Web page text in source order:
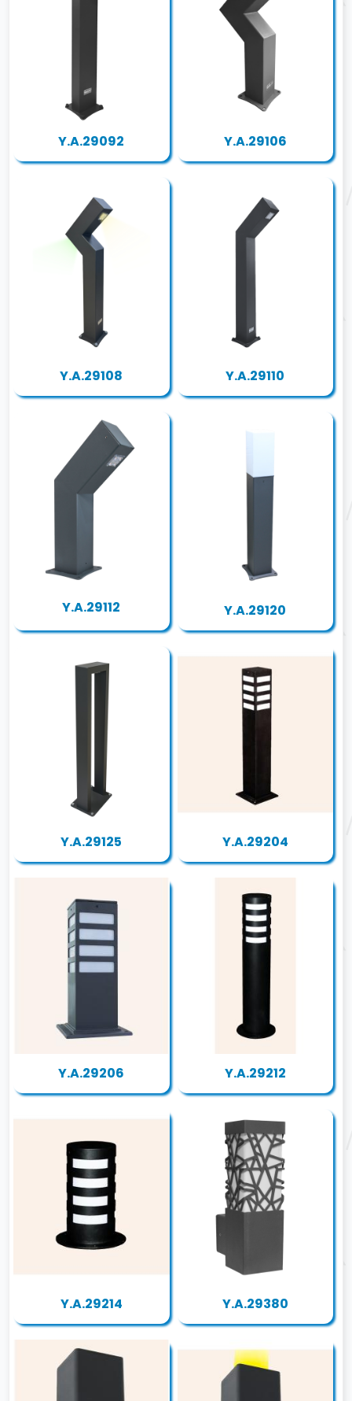
Y.A.29092 Y.A.29106
Y.A.29108 Y.A.29110
Y.A.29112 Y.A.29120
Y.A.29125 Y.A.29204
Y.A.29206 Y.A.29212
Y.A.29214 Y.A.29380